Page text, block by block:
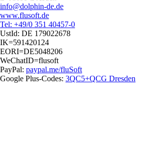
info@dolphin-de.de
www.flusoft.de
Tel: +49/0 351 40457-0
UstId: DE 179022678
IK=591420124
EORI=DE5048206
WeChatID=flusoft
PayPal: paypal.me/fluSoft
Google Plus-Codes: 3QC5+QCG Dresden